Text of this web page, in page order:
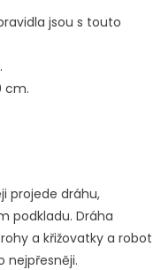
jsou s touto
cm.
projede dráhu,
podkladu. Dráha
a křižovatky a robot
nejpřesněji.